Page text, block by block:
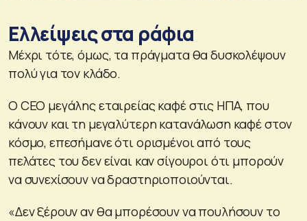
Ελλείψεις στα ράφια
Μέχρι τότε, όμως, τα πράγματα θα δυσκολέψουν
πολύ για τον κλάδο.
Ο CEO μεγάλης εταιρείας καφέ στις ΗΠΑ, που
κάνουν και τη μεγαλύτερη κατανάλωση καφέ στον
κόσμο, επεσήμανε ότι ορισμένοι από τους
πελάτες του δεν είναι καν σίγουροι ότι μπορούν
να συνεχίσουν να δραστηριοποιούνται.
«Δεν ξέρουν αν θα μπορέσουν να πουλήσουν το